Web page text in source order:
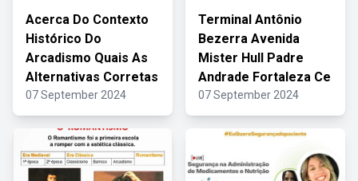
Acerca Do Contexto
Histórico Do
Arcadismo Quais As
Alternativas Corretas
07 September 2024
Terminal Antônio
Bezerra Avenida
Mister Hull Padre
Andrade Fortaleza Ce
07 September 2024